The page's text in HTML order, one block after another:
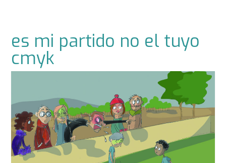
es mi partido no el tuyo
cmyk